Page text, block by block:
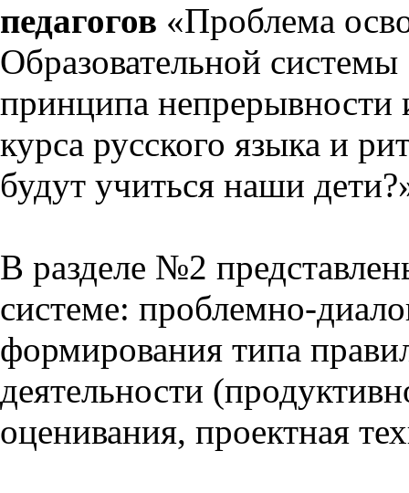
педагогов «Проблема
Образовательной
принципа непрерывности
курса русского языка и
будут учиться наши
В разделе №2
системе: проблемно-
формирования типа
деятельности
оценивания, проектная